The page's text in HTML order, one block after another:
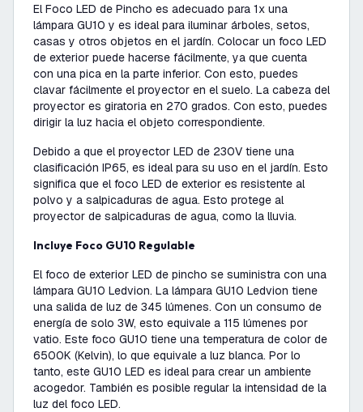
El Foco LED de Pincho es adecuado para 1x una
lámpara GU10 y es ideal para iluminar árboles, setos,
casas y otros objetos en el jardín. Colocar un foco LED
de exterior puede hacerse fácilmente, ya que cuenta
con una pica en la parte inferior. Con esto, puedes
clavar fácilmente el proyector en el suelo. La cabeza del
proyector es giratoria en 270 grados. Con esto, puedes
dirigir la luz hacia el objeto correspondiente.
Debido a que el proyector LED de 230V tiene una
clasificación IP65, es ideal para su uso en el jardín. Esto
significa que el foco LED de exterior es resistente al
polvo y a salpicaduras de agua. Esto protege al
proyector de salpicaduras de agua, como la lluvia.
Incluye Foco GU10 Regulable
El foco de exterior LED de pincho se suministra con una
lámpara GU10 Ledvion. La lámpara GU10 Ledvion tiene
una salida de luz de 345 lúmenes. Con un consumo de
energía de solo 3W, esto equivale a 115 lúmenes por
vatio. Este foco GU10 tiene una temperatura de color de
6500K (Kelvin), lo que equivale a luz blanca. Por lo
tanto, este GU10 LED es ideal para crear un ambiente
acogedor. También es posible regular la intensidad de la
luz del foco LED.